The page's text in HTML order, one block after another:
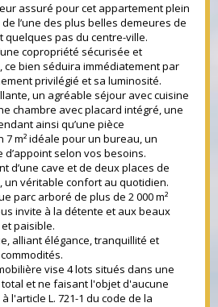
assuré pour cet appartement plein
l’une des plus belles demeures de
quelques pas du centre-ville.
copropriété sécurisée et
bien séduira immédiatement par
privilégié et sa luminosité.
un agréable séjour avec cuisine
chambre avec placard intégré, une
ainsi qu’une pièce
7 m² idéale pour un bureau, un
selon vos besoins.
d’une cave et de deux places de
véritable confort au quotidien.
parc arboré de plus de 2 000 m²
invite à la détente et aux beaux
paisible.
alliant élégance, tranquillité et
vise 4 lots situés dans une
et ne faisant l'objet d'aucune
l'article L. 721-1 du code de la